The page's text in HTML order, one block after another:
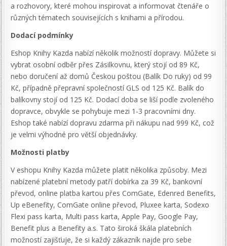
a rozhovory, které mohou inspirovat a informovat čtenáře o
různých tématech souvisejících s knihami a přírodou.
Dodací podmínky
Eshop Knihy Kazda nabízí několik možností dopravy. Můžete si
vybrat osobní odběr přes Zásilkovnu, který stojí od 89 Kč,
nebo doručení až domů Českou poštou (Balík Do ruky) od 99
Kč, případně přepravní společností GLS od 125 Kč. Balík do
balíkovny stojí od 125 Kč. Dodací doba se liší podle zvoleného
dopravce, obvykle se pohybuje mezi 1-3 pracovními dny.
Eshop také nabízí dopravu zdarma při nákupu nad 999 Kč, což
je velmi výhodné pro větší objednávky.
Možnosti platby
V eshopu Knihy Kazda můžete platit několika způsoby. Mezi
nabízené platební metody patří dobírka za 39 Kč, bankovní
převod, online platba kartou přes ComGate, Edenred Benefits,
Up eBenefity, ComGate online převod, Pluxee karta, Sodexo
Flexi pass karta, Multi pass karta, Apple Pay, Google Pay,
Benefit plus a Benefity a.s. Tato široká škála platebních
možností zajišťuje, že si každý zákazník najde pro sebe